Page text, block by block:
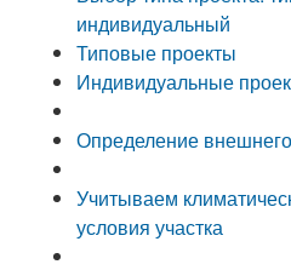
индивидуальный
Типовые проекты
Индивидуальные
Определение
Учитываем
условия участка